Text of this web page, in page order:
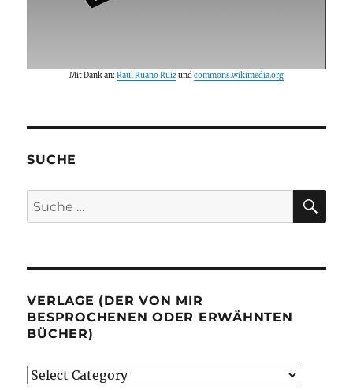
Mit Dank an:Raúl Ruano Ruizundcommons.wikimedia.org
SUCHE
Suche
nach:
VERLAGE (DER VON MIR
BESPROCHENEN ODER ERWÄHNTEN
BÜCHER)
Verlage